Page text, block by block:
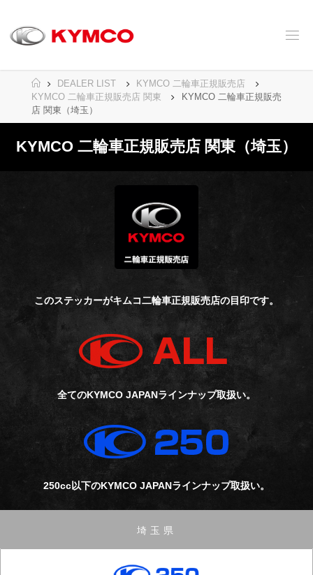
ッ
ホ
ー
ム
DEALER LIST
KYMCO 二輪車正規販売店
KYMCO 二輪車正規販売店 関東
KYMCO 二輪車正規販売
店 関東（埼玉）
KYMCO 二輪車正規販売店 関東（埼玉）
このステッカーがキムコ二輪車正規販売店の目印です。
全てのKYMCO JAPANラインナップ取扱い。
250cc以下のKYMCO JAPANラインナップ取扱い。
埼玉県